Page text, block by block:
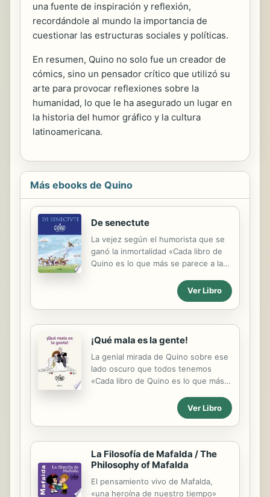
una fuente de inspiración y reflexión,
recordándole al mundo la importancia de
cuestionar las estructuras sociales y políticas.
En resumen, Quino no solo fue un creador de
cómics, sino un pensador crítico que utilizó su
arte para provocar reflexiones sobre la
humanidad, lo que le ha asegurado un lugar en
la historia del humor gráfico y la cultura
latinoamericana.
Más ebooks de Quino
De senectute
La vejez según el humorista que se
ganó la inmortalidad «Cada libro de
Quino es lo que más se parece a la
García Márquez «El efecto inmediato
de tener en las manos De Senectute
es que se dibuja una amplia sonrisa
en el rostro antes incluso de abrir la
primera página.» Celia Fraile Gil, ABC
Si hubo una edad a la que Quino
dedicó su mirada más mordaz, tierna
e irreverente fue sin duda la vejez.
Sus ancianos, que se encuentran en
el «otoño de la vida» o tal vez en la
«primavera de la muerte», son
conmovedores, filósofos, irascibles
Ver Libro
¡Qué mala es la gente!
La genial mirada de Quino sobre ese
lado oscuro que todos tenemos
«Cada libro de Quino es lo que más
quinoterapia.» Gabriel García
Márquez Publicado por primera vez
en 1996, ¡Qué mala es la gente! es
un magnífico y divertido tomo
recopilatorio del humor de Quino, el
popular dibujante argentino ganador
del premio Príncipe de Asturias,
sobre esa enfermedad incurable del
Ver Libro
La Filosofía de Mafalda / The
Philosophy of Mafalda
El pensamiento vivo de Mafalda,
«una heroína de nuestro tiempo»